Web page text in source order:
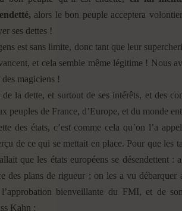
alors le bon peuple acceptera
ses dettes !
est sans limite, donc tant que leur
et cela semble même légitime ! Nous
des magiciens !
la dette, et surtout de ses intérêts, et des
peuples de France, d’Europe, et du monde
des états, c’est comme cela qu’on l’a
de ce qui se mettait en place. Pour que les
que les états européens se désendettent :
des plans de rigueur ; on les a vu débarquer
bienveillante du FMI, et de
Kahn :